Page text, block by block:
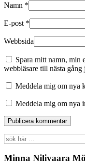
Namn *
E-post *
Webbsida
Spara mitt namn, min
webbläsare till nästa
Meddela mig om nya
Meddela mig om nya
Search
for:
Minna Nilivaara